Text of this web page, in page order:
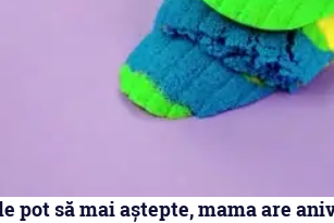
pot să mai aștepte, mama are